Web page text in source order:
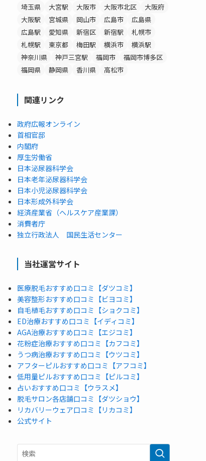
埼玉県
大宮駅 大阪市 大阪市北区
大阪府
大阪駅
宮城県 岡山市 広島市
広島県
広島駅
愛知県 新宿区 新宿駅
札幌市
札幌駅
東京都 梅田駅 横浜市
横浜駅
神奈川県
神戸三宮駅 福岡市
福岡市博多区
福岡県
静岡県 香川県 高松市
関連リンク
政府広報オンライン
首相官邸
内閣府
厚生労働省
日本泌尿器科学会
日本老年泌尿器科学会
日本小児泌尿器科学会
日本形成外科学会
経済産業省（ヘルスケア産業課）
消費者庁
独立行政法人 国民生活センター
当社運営サイト
医療脱毛おすすめ口コミ【ダツコミ】
美容整形おすすめ口コミ【ビヨコミ】
自毛植毛おすすめ口コミ【ショクコミ】
ED治療おすすめ口コミ【イディコミ】
AGA治療おすすめ口コミ【エジコミ】
花粉症治療おすすめ口コミ【カフコミ】
うつ病治療おすすめ口コミ【ウツコミ】
アフターピルおすすめ口コミ【アフコミ】
低用量ピルおすすめ口コミ【ピルコミ】
占いおすすめ口コミ【ウラスメ】
脱毛サロン各店舗口コミ【ダツショウ】
リカバリーウェア口コミ【リカコミ】
公式サイト